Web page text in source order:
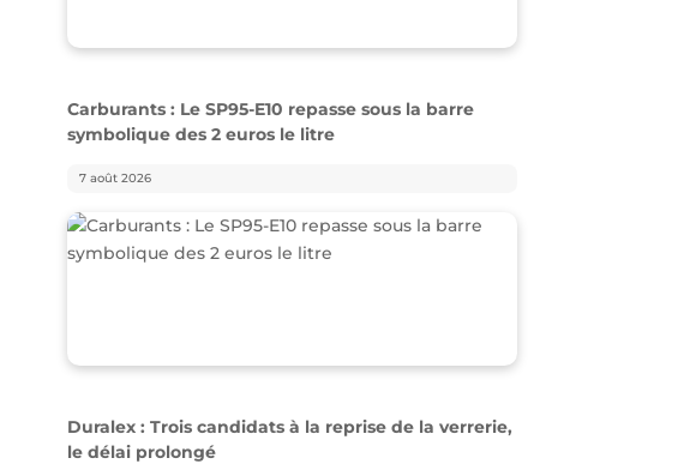
symbolique des 2 euros le litre
le délai prolongé